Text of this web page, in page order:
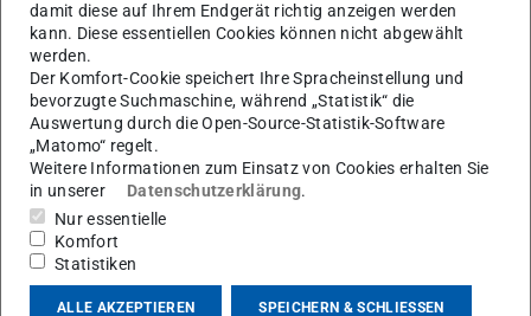
Das ideale Verhältnis von positiven zu
negativen Emotionen für dauerhaftes
Wohlbefinden
Wir alle haben positive und negative Gefühle. Die negativen
damit diese auf Ihrem Endgerät richtig anzeigen werden
kann. Diese essentiellen Cookies können nicht abgewählt
werden.
Der Komfort-Cookie speichert Ihre Spracheinstellung und
bevorzugte Suchmaschine, während „Statistik“ die
Auswertung durch die Open-Source-Statistik-Software
„Matomo“ regelt.
Weitere Informationen zum Einsatz von Cookies erhalten Sie
in unserer
Datenschutzerklärung.
Nur essentielle
Komfort
Statistiken
ALLE AKZEPTIEREN SPEICHERN & SCHLIESSEN